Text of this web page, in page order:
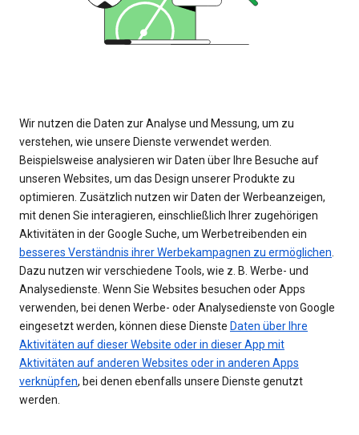
Wir nutzen die Daten zur Analyse und Messung, um zu
verstehen, wie unsere Dienste verwendet werden.
Beispielsweise analysieren wir Daten über Ihre Besuche auf
unseren Websites, um das Design unserer Produkte zu
optimieren. Zusätzlich nutzen wir Daten der Werbeanzeigen,
mit denen Sie interagieren, einschließlich Ihrer zugehörigen
Aktivitäten in der Google Suche, um Werbetreibenden ein
besseres Verständnis ihrer Werbekampagnen zu ermöglichen.
Dazu nutzen wir verschiedene Tools, wie z. B. Werbe- und
Analysedienste. Wenn Sie Websites besuchen oder Apps
verwenden, bei denen Werbe- oder Analysedienste von Google
eingesetzt werden, können diese Dienste Daten über Ihre
Aktivitäten auf dieser Website oder in dieser App mit
Aktivitäten auf anderen Websites oder in anderen Apps
verknüpfen, bei denen ebenfalls unsere Dienste genutzt
werden.